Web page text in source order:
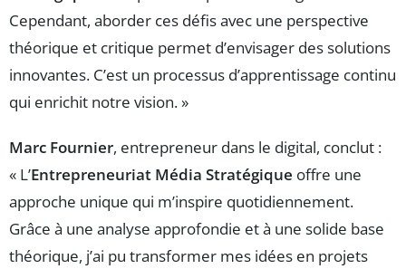
Cependant, aborder ces défis avec une perspective
théorique et critique permet d’envisager des solutions
innovantes. C’est un processus d’apprentissage continu
qui enrichit notre vision. »
Marc Fournier, entrepreneur dans le digital, conclut :
« L’Entrepreneuriat Média Stratégique offre une
approche unique qui m’inspire quotidiennement.
Grâce à une analyse approfondie et à une solide base
théorique, j’ai pu transformer mes idées en projets